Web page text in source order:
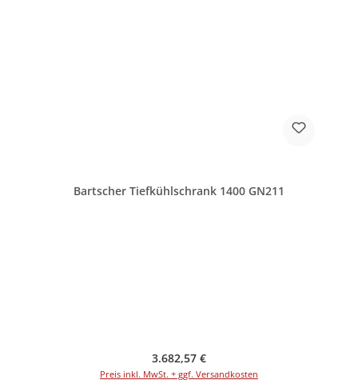
Bartscher Tiefkühlschrank 1400 GN211
Regulärer Preis:
3.682,57 €
Preis inkl. MwSt. + ggf. Versandkosten